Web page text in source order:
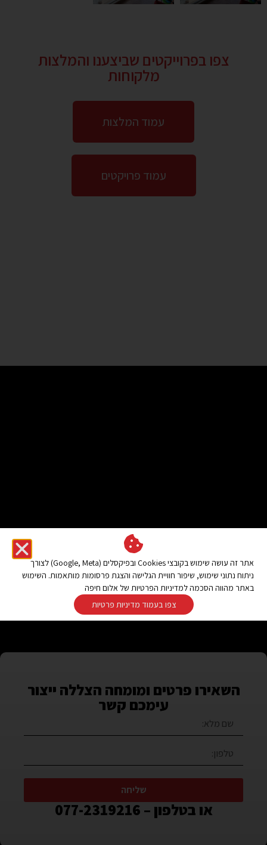
צפו בפרוייקטים שביצענו והמלצות
מלקוחות
עמוד המלצות
עמוד פרויקטים
השאירו פרטים ומומחה הצללה ייצור
עימכם קשר
שליחה
או בטלפון – 077-2319216
אתר זה עושה שימוש בקובצי Cookies ובפיקסלים (Google, Meta) לצורך
ניתוח נתוני שימוש, שיפור חוויית הגלישה והצגת פרסומות מותאמות. השימוש
באתר מהווה הסכמה למדיניות הפרטיות של אלום חיפה
צפו בעמוד מדיניות פרטיות